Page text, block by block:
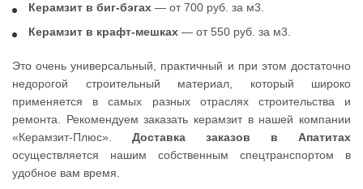
Керамзит в биг-бэгах — от 700 руб. за м3.
Керамзит в крафт-мешках — от 550 руб. за м3.
Это очень универсальный, практичный и при этом достаточно
недорогой строительный материал, который широко
применяется в самых разных отраслях строительства и
ремонта. Рекомендуем заказать керамзит в нашей компании
«Керамзит-Плюс». Доставка заказов в Апатитах
осуществляется нашим собственным спецтранспортом в
удобное вам время.